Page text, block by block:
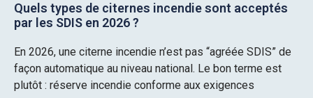
Quels types de citernes incendie sont acceptés
par les SDIS en 2026 ?
En 2026, une citerne incendie n’est pas “agréée SDIS” de
façon automatique au niveau national. Le bon terme est
plutôt : réserve incendie conforme aux exigences